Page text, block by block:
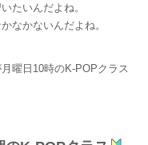
たいんだよね。
なかないんだよね。
曜日10時のK-POPクラス